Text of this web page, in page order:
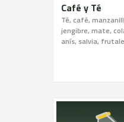
Café y Té
Té, café,
jengibre, mate,
anís, salvia,